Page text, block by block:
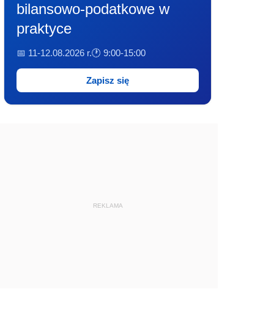
bilansowo-podatkowe w
praktyce
📅 11-12.08.2026 r.🕐 9:00-15:00
Zapisz się
REKLAMA